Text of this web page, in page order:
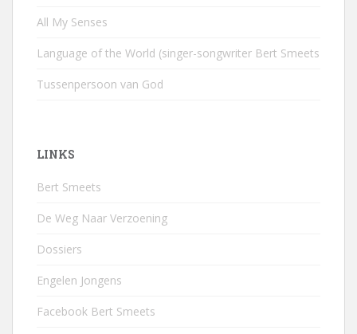
All My Senses
Language of the World (singer-songwriter Bert Smeets
Tussenpersoon van God
LINKS
Bert Smeets
De Weg Naar Verzoening
Dossiers
Engelen Jongens
Facebook Bert Smeets